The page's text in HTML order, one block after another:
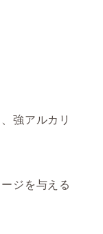
強アルカリ
ジを与える